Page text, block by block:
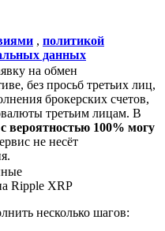
, политикой
данных
на обмен
без просьб третьих лиц,
брокерских счетов,
третьим лицам. В
с вероятностью 100% могу
не несёт
Ripple XRP
несколько шагов: